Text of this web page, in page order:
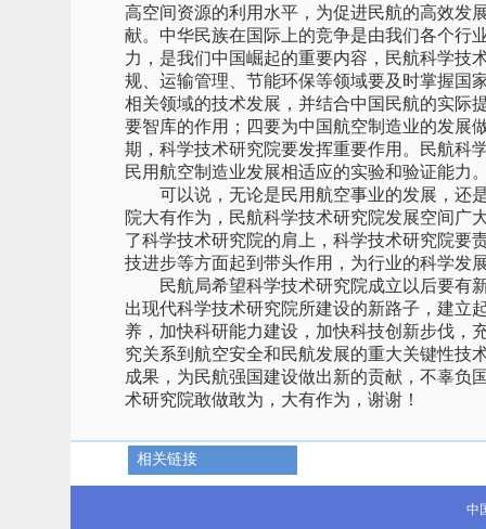
高空间资源的利用水平，为促进民航的高效发
献。中华民族在国际上的竞争是由我们各个行
力，是我们中国崛起的重要内容，民航科学技
规、运输管理、节能环保等领域要及时掌握国
相关领域的技术发展，并结合中国民航的实际
要智库的作用；四要为中国航空制造业的发展
期，科学技术研究院要发挥重要作用。民航科
民用航空制造业发展相适应的实验和验证能力
可以说，无论是民用航空事业的发展，还是
院大有作为，民航科学技术研究院发展空间广
了科学技术研究院的肩上，科学技术研究院要
技进步等方面起到带头作用，为行业的科学发
民航局希望科学技术研究院成立以后要有新
出现代科学技术研究院所建设的新路子，建立
养，加快科研能力建设，加快科技创新步伐，
究关系到航空安全和民航发展的重大关键性技
成果，为民航强国建设做出新的贡献，不辜负
术研究院敢做敢为，大有作为，谢谢！
相关链接
中